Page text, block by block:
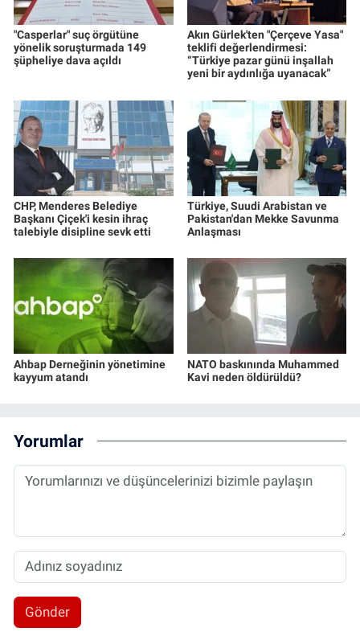
"Casperlar" suç örgütüne
yönelik soruşturmada 149
şüpheliye dava açıldı
Akın Gürlek'ten "Çerçeve Yasa"
teklifi değerlendirmesi:
“Türkiye pazar günü inşallah
yeni bir aydınlığa uyanacak”
CHP, Menderes Belediye
Başkanı Çiçek'i kesin ihraç
talebiyle disipline sevk etti
Türkiye, Suudi Arabistan ve
Pakistan'dan Mekke Savunma
Anlaşması
Ahbap Derneğinin yönetimine
kayyum atandı
NATO baskınında Muhammed
Kavi neden öldürüldü?
Yorumlar
Gönder